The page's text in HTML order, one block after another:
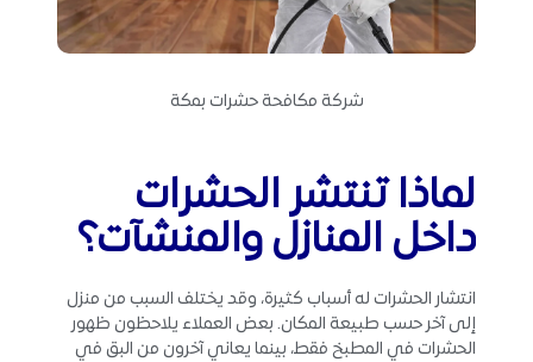
شركة مكافحة حشرات بمكة
لماذا تنتشر الحشرات
داخل المنازل والمنشآت؟
انتشار الحشرات له أسباب كثيرة، وقد يختلف السبب من منزل
إلى آخر حسب طبيعة المكان. بعض العملاء يلاحظون ظهور
الحشرات في المطبخ فقط، بينما يعاني آخرون من البق في